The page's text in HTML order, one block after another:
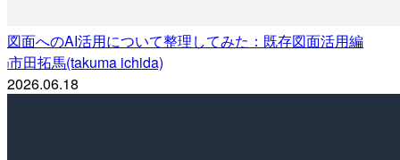
図面へのAI活用について整理してみた：既存図面活用編
i市田拓馬(takuma ichida)
2026.06.18